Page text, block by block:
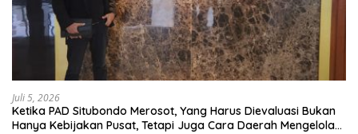
Juli 5, 2026
Ketika PAD Situbondo Merosot, Yang Harus Dievaluasi Bukan
Hanya Kebijakan Pusat, Tetapi Juga Cara Daerah Mengelola